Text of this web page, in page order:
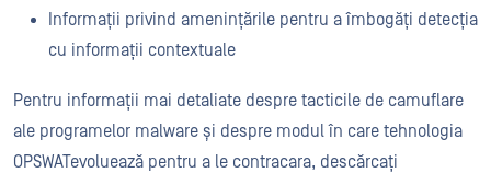
Informații privind amenințările pentru a îmbogăți detecția
cu informații contextuale
Pentru informații mai detaliate despre tacticile de camuflare
ale programelor malware și despre modul în care tehnologia
OPSWATevoluează pentru a le contracara, descărcați